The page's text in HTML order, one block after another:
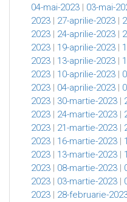
04-mai-2023 | 03-mai-
2023 | 27-aprilie-2023 |
2023 | 24-aprilie-2023 |
2023 | 19-aprilie-2023 |
2023 | 13-aprilie-2023 |
2023 | 10-aprilie-2023 |
2023 | 04-aprilie-2023 |
2023 | 30-martie-2023 |
2023 | 24-martie-2023 |
2023 | 21-martie-2023 |
2023 | 16-martie-2023 |
2023 | 13-martie-2023 |
2023 | 08-martie-2023 |
2023 | 03-martie-2023 |
2023 | 28-februarie-